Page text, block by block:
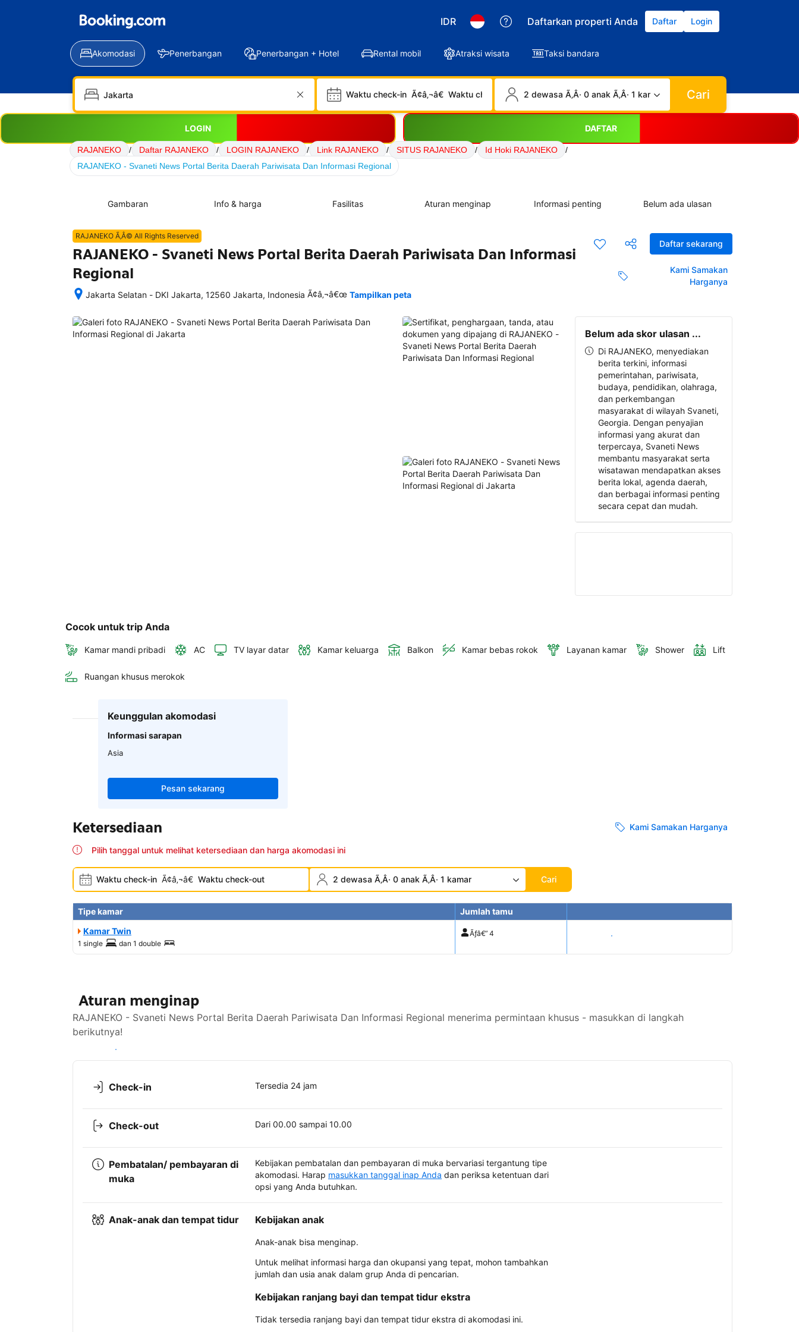
IDR Daftarkan properti Anda Daftar Login
Akomodasi Penerbangan Penerbangan + Hotel Rental mobil Atraksi wisata Taksi bandara
Waktu check-in Ã¢â‚¬â€ Waktu check-out 2 dewasa Ã‚Â· 0 anak Ã‚Â· 1 kamar Cari
LOGIN DAFTAR
RAJANEKO / Daftar RAJANEKO / LOGIN RAJANEKO / Link RAJANEKO / SITUS RAJANEKO / Id Hoki RAJANEKO
/
RAJANEKO - Svaneti News Portal Berita Daerah Pariwisata Dan Informasi Regional
Gambaran Info & harga Fasilitas Aturan menginap Informasi penting Belum ada ulasan
Daftar sekarang
Kami Samakan
Harganya
RAJANEKO Ã‚Â© All Rights Reserved
RAJANEKO - Svaneti News Portal Berita Daerah Pariwisata Dan Informasi
Regional
Jakarta Selatan - DKI Jakarta, 12560 Jakarta, Indonesia
memesan,
semua
Ã¢â‚¬â€œ Tampilkan peta
Belum ada skor ulasan ...
Di RAJANEKO, menyediakan
berita terkini, informasi
pemerintahan, pariwisata,
budaya, pendidikan, olahraga,
dan perkembangan
masyarakat di wilayah Svaneti,
Georgia. Dengan penyajian
informasi yang akurat dan
terpercaya, Svaneti News
membantu masyarakat serta
wisatawan mendapatkan akses
berita lokal, agenda daerah,
dan berbagai informasi penting
secara cepat dan mudah.
Cocok untuk trip Anda
Kamar mandi pribadi AC TV layar datar Kamar keluarga Balkon Kamar bebas rokok Layanan kamar Shower Lift
Ruangan khusus merokok
Keunggulan akomodasi
Informasi sarapan
Asia
Pesan sekarang
Ketersediaan Kami Samakan Harganya
Pilih tanggal untuk melihat ketersediaan dan harga akomodasi ini
Waktu check-in Ã¢â‚¬â€ Waktu check-out 2 dewasa Ã‚Â· 0 anak Ã‚Â· 1 kamar Cari
Tipe kamar
Jumlah tamu
Kamar Twin
1 single dan 1 double
Ãƒâ€” 4 Tampilkan harga
Aturan menginap
RAJANEKO - Svaneti News Portal Berita Daerah Pariwisata Dan Informasi Regional menerima permintaan khusus - masukkan di langkah
berikutnya!
Lihat ketersediaan
Check-in Tersedia 24 jam
Check-out Dari 00.00 sampai 10.00
Pembatalan/ pembayaran di
muka
Kebijakan pembatalan dan pembayaran di muka bervariasi tergantung tipe
akomodasi. Harap masukkan tanggal inap Anda dan periksa ketentuan dari
opsi yang Anda butuhkan.
Anak-anak dan tempat tidur Kebijakan anak
Anak-anak bisa menginap.
Untuk melihat informasi harga dan okupansi yang tepat, mohon tambahkan
jumlah dan usia anak dalam grup Anda di pencarian.
Kebijakan ranjang bayi dan tempat tidur ekstra
Tidak tersedia ranjang bayi dan tempat tidur ekstra di akomodasi ini.